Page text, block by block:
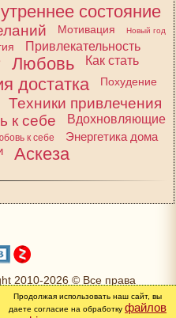
состояние
Мотивация Новый год
Привлекательность
Любовь
Как стать
достатка
Похудение
Техники привлечения
к себе
Вдохновляющие
к себе
Энергетика дома
Аскеза
2010-2026 © Все права
Продолжая использовать наш сайт, вы
даете согласие на обработку файлов